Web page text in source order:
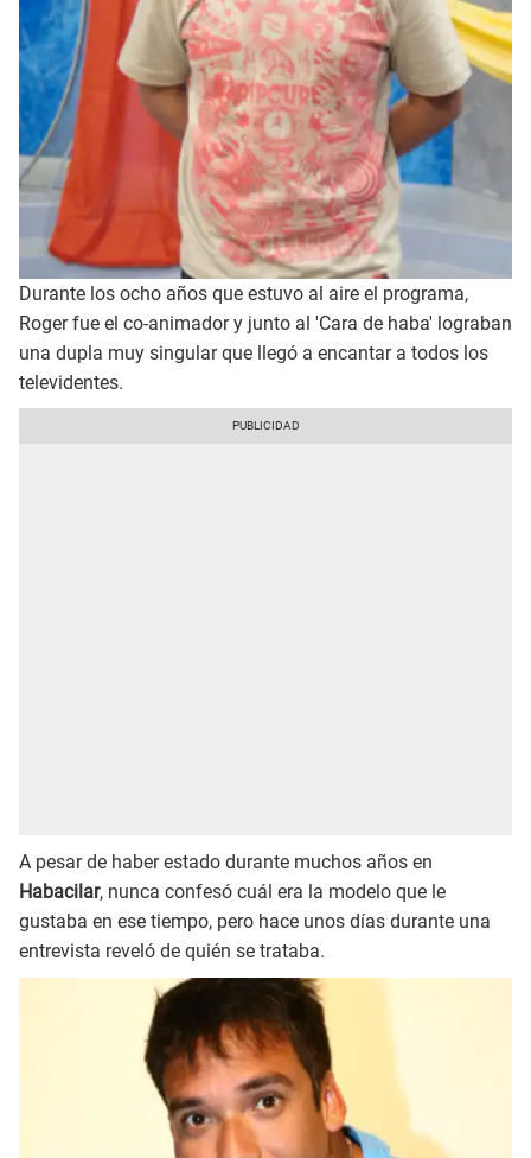
Durante los ocho años que estuvo al aire el programa,
Roger fue el co-animador y junto al 'Cara de haba' lograban
una dupla muy singular que llegó a encantar a todos los
televidentes.
A pesar de haber estado durante muchos años en
Habacilar, nunca confesó cuál era la modelo que le
gustaba en ese tiempo, pero hace unos días durante una
entrevista reveló de quién se trataba.